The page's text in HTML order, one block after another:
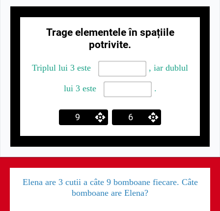
Trage elementele în spațiile
potrivite.
Triplul lui 3 este , iar dublul
lui 3 este .
9 6
Elena are 3 cutii a câte 9 bomboane fiecare. Câte
bomboane are Elena?